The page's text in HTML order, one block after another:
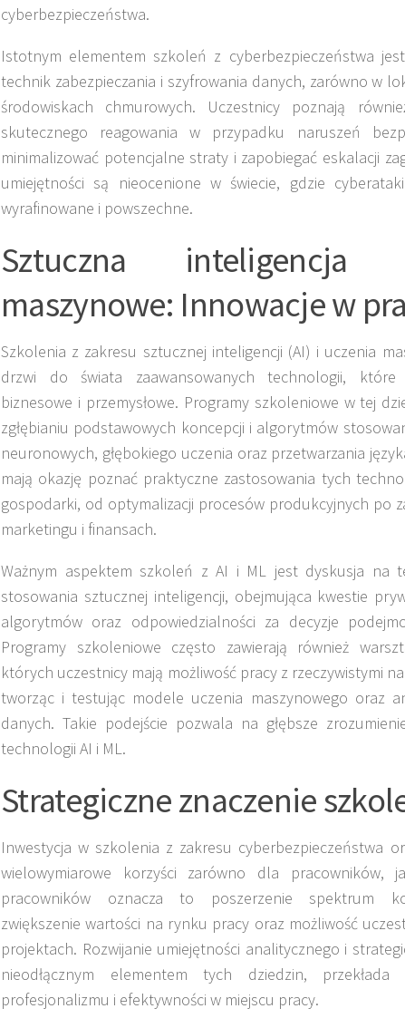
cyberbezpieczeństwa.
Istotnym elementem szkoleń z cyberbezpieczeństwa
technik zabezpieczania i szyfrowania danych, zarówno w
środowiskach chmurowych. Uczestnicy poznają
skutecznego reagowania w przypadku naruszeń
minimalizować potencjalne straty i zapobiegać eskalacji
umiejętności są nieocenione w świecie, gdzie
wyrafinowane i powszechne.
Sztuczna
maszynowe: Innowacje w
Szkolenia z zakresu sztucznej inteligencji (AI) i uczenia
drzwi do świata zaawansowanych technologii, które
biznesowe i przemysłowe. Programy szkoleniowe w tej
zgłębianiu podstawowych koncepcji i algorytmów
neuronowych, głębokiego uczenia oraz przetwarzania
mają okazję poznać praktyczne zastosowania tych
gospodarki, od optymalizacji procesów produkcyjnych po
marketingu i finansach.
Ważnym aspektem szkoleń z AI i ML jest dyskusja na
stosowania sztucznej inteligencji, obejmująca kwestie
algorytmów oraz odpowiedzialności za decyzje
Programy szkoleniowe często zawierają również
których uczestnicy mają możliwość pracy z rzeczywistymi
tworząc i testując modele uczenia maszynowego oraz
danych. Takie podejście pozwala na głębsze
technologii AI i ML.
Strategiczne znaczenie
Inwestycja w szkolenia z zakresu cyberbezpieczeństwa
wielowymiarowe korzyści zarówno dla pracowników,
pracowników oznacza to poszerzenie spektrum
zwiększenie wartości na rynku pracy oraz możliwość
projektach. Rozwijanie umiejętności analitycznego i
nieodłącznym elementem tych dziedzin,
profesjonalizmu i efektywności w miejscu pracy.